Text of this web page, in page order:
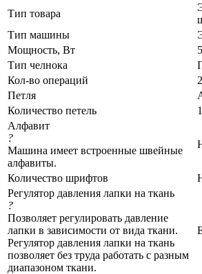
Тип товара
Тип машины
Мощность, Вт
Тип челнока
Кол-во операций
Петля
Количество петель
1
Алфавит
?
Машина имеет встроенные швейные
алфавиты.
Количество шрифтов
Регулятор давления лапки на ткань
?
Позволяет регулировать давление
лапки в зависимости от вида ткани.
Регулятор давления лапки на ткань
позволяет без труда работать с разным
диапазоном ткани.